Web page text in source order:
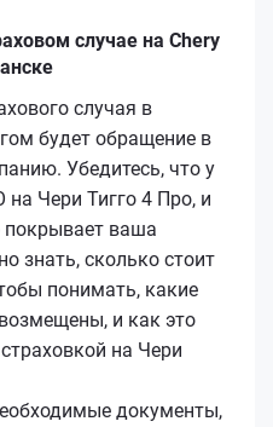
случае на Chery
случая в
будет обращение в
Убедитесь, что у
на Чери Тигго 4 Про, и
покрывает ваша
знать, сколько стоит
понимать, какие
и как это
на Чери
документы,